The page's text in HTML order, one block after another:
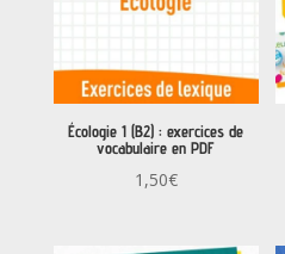
Écologie 1 (B2) : exercices de
vocabulaire en PDF
1,50€